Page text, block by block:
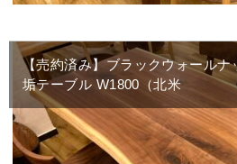
【売約済み】ブラックウォール
垢テーブル W1800（北米